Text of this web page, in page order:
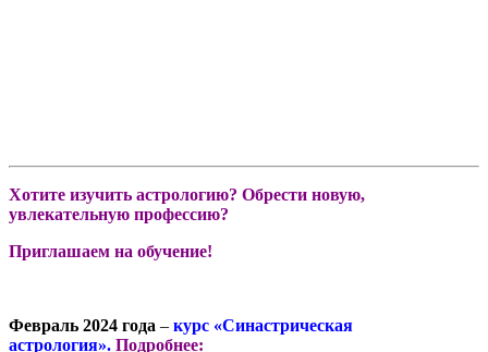
Хотите изучить астрологию? Обрести новую,
увлекательную профессию?
Приглашаем на обучение!
Февраль 2024 года – курс «Синастрическая
астрология». Подробнее: